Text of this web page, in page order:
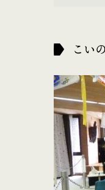
こい